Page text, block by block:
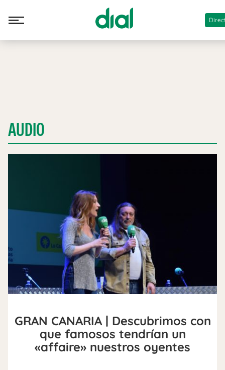
AUDIO
GRAN CANARIA | Descubrimos con
que famosos tendrían un
«affaire» nuestros oyentes